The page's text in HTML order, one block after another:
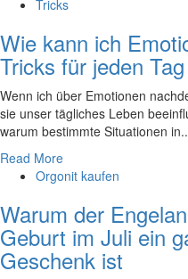
Tricks
Wie kann ich
Tricks für jeden Tag
Wenn ich über Emotionen
‍sie ⁤unser ⁢tägliches Leben
warum bestimmte ‌Situationen
Read More
Orgonit kaufen
Warum der
Geburt im Juli ein
Geschenk ist